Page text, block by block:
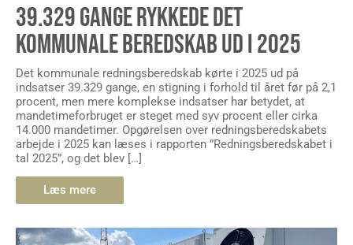
39.329 GANGE RYKKEDE DET
KOMMUNALE BEREDSKAB UD I 2025
Det kommunale redningsberedskab kørte i 2025 ud på
indsatser 39.329 gange, en stigning i forhold til året før på 2,1
procent, men mere komplekse indsatser har betydet, at
mandetimeforbruget er steget med syv procent eller cirka
14.000 mandetimer. Opgørelsen over redningsberedskabets
arbejde i 2025 kan læses i rapporten ”Redningsberedskabet i
tal 2025”, og det blev […]
Læs mere